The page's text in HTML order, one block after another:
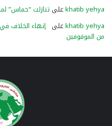
khatib yehyaعلىتنازلت “حماس”
khatib yehyaعلى إنهاء الخلاف
من الموقوفين